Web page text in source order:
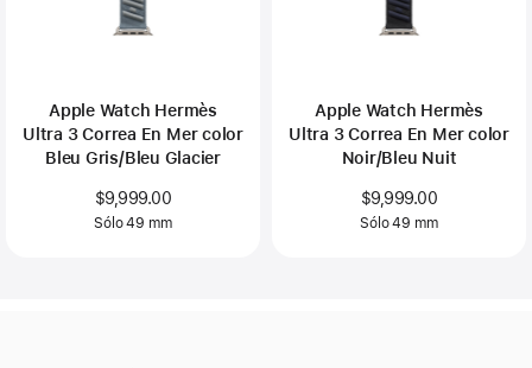
Apple Watch Hermès
Ultra 3 Correa En Mer color
Bleu Gris/Bleu Glacier
$9,999.00
Sólo 49 mm
Apple Watch Hermès
Ultra 3 Correa En Mer color
Noir/Bleu Nuit
$9,999.00
Sólo 49 mm